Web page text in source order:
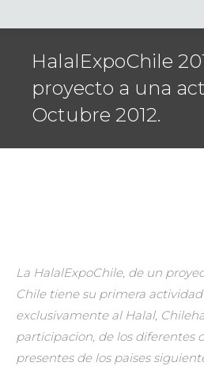
HalalExpoChile
proyecto a una
Octubre 2012.
La HalalExpoChile, de un
Chile tiene su primera
exclusivamente al Halal,
participacion, de los diferentes
presentes de los paises